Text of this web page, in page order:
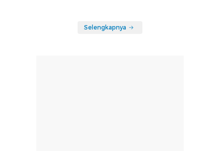
Selengkapnya